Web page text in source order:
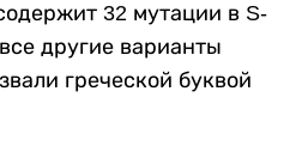
32 мутации в S-
другие варианты
греческой буквой